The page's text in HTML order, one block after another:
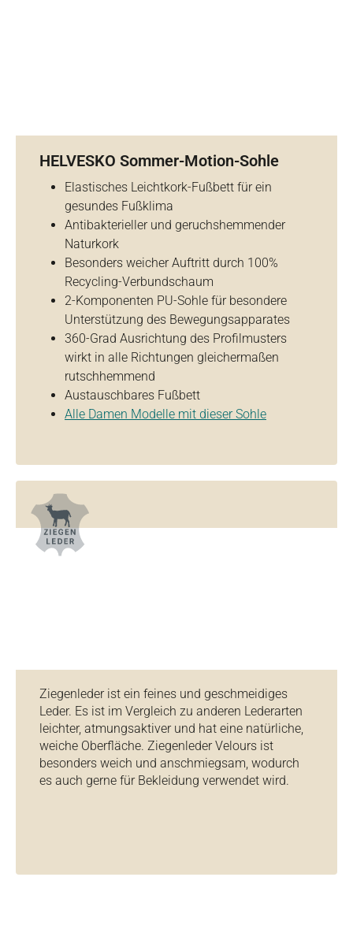
HELVESKO Sommer-Motion-Sohle
Elastisches Leichtkork-Fußbett für ein
gesundes Fußklima
Antibakterieller und geruchshemmender
Naturkork
Besonders weicher Auftritt durch 100%
Recycling-Verbundschaum
2-Komponenten PU-Sohle für besondere
Unterstützung des Bewegungsapparates
360-Grad Ausrichtung des Profilmusters
wirkt in alle Richtungen gleichermaßen
rutschhemmend
Austauschbares Fußbett
Alle Damen Modelle mit dieser Sohle
Ziegenleder ist ein feines und geschmeidiges
Leder. Es ist im Vergleich zu anderen Lederarten
leichter, atmungsaktiver und hat eine natürliche,
weiche Oberfläche. Ziegenleder Velours ist
besonders weich und anschmiegsam, wodurch
es auch gerne für Bekleidung verwendet wird.